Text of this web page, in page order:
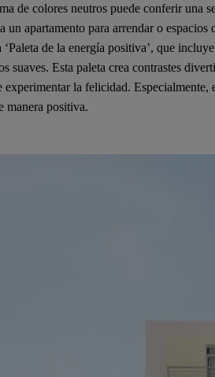
de colores neutros puede conferir una
un apartamento para arrendar o
de la energía positiva’, que
suaves. Esta paleta crea contrastes
experimentar la felicidad. Especialmente,
manera positiva.